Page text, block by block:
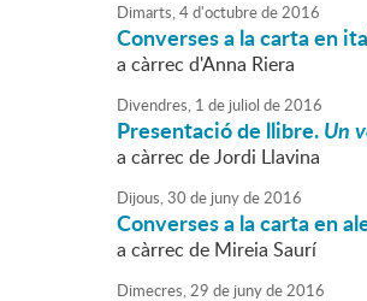
Dimarts,4d'octubrede2016
Converses a la carta en
a càrrec d'Anna Riera
Divendres, 1 de juliol de2016
Presentació de llibre.Un
a càrrec de Jordi Llavina
Dijous,30 de junyde2016
Converses a la carta en
a càrrec de Mireia Saurí
Dimecres,29 de junyde2016